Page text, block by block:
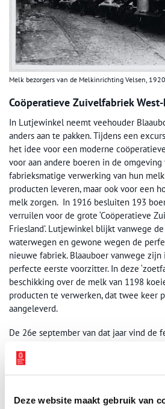
Deze website maakt gebruik van
Melk bezorgers van de Melkinrichting Velsen,
Coöperatieve Zuivelfabriek
In Lutjewinkel neemt veehouder
anders aan te pakken. Tijdens een
het idee voor een moderne
voor aan andere boeren in de
fabrieksmatige verwerking van hun
producten leveren, maar ook voor een
melk zorgen. In 1916 besluiten 193
verruilen voor de grote ‘Coöperatieve
Friesland’. Lutjewinkel blijkt vanwege
waterwegen en gewone wegen de
nieuwe fabriek. Blaauboer vanwege
perfecte eerste voorzitter. In deze
beschikking over de melk van 1198
producten te verwerken, dat twee keer
aangeleverd.
De 26e september van dat jaar vind de
uitgelopen en de vlag wappert fier op
wordt voor het eerst de melk
het begin een grote rol in het leven van